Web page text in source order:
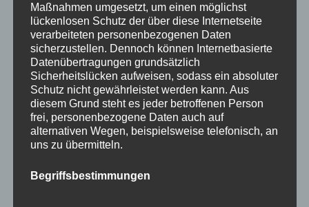
Maßnahmen umgesetzt, um einen möglichst
lückenlosen Schutz der über diese Internetseite
verarbeiteten personenbezogenen Daten
sicherzustellen. Dennoch können Internetbasierte
Datenübertragungen grundsätzlich
Sicherheitslücken aufweisen, sodass ein absoluter
Schutz nicht gewährleistet werden kann. Aus
diesem Grund steht es jeder betroffenen Person
frei, personenbezogene Daten auch auf
alternativen Wegen, beispielsweise telefonisch, an
uns zu übermitteln.
Begriffsbestimmungen